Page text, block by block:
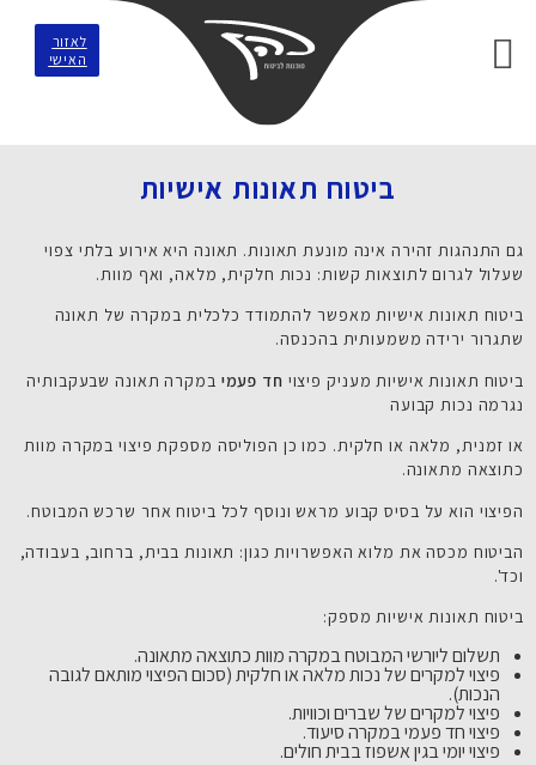
לאזור
האישי
ביטוח תאונות אישיות
גם התנהגות זהירה אינה מונעת תאונות. תאונה היא אירוע בלתי צפוי
שעלול לגרום לתוצאות קשות: נכות חלקית, מלאה, ואף מוות.
ביטוח תאונות אישיות מאפשר להתמודד כלכלית במקרה של תאונה
שתגרור ירידה משמעותית בהכנסה.
ביטוח תאונות אישיות מעניק פיצוי חד פעמי במקרה תאונה שבעקבותיה
נגרמה נכות קבועה
או זמנית, מלאה או חלקית. כמו כן הפוליסה מספקת פיצוי במקרה מוות
כתוצאה מתאונה.
הפיצוי הוא על בסיס קבוע מראש ונוסף לכל ביטוח אחר שרכש המבוטח.
הביטוח מכסה את מלוא האפשרויות כגון: תאונות בבית, ברחוב, בעבודה,
וכד'.
ביטוח תאונות אישיות מספק:
תשלום ליורשי המבוטח במקרה מוות כתוצאה מתאונה.
פיצוי למקרים של נכות מלאה או חלקית (סכום הפיצוי מותאם לגובה
הנכות).
פיצוי למקרים של שברים וכוויות.
פיצוי חד פעמי במקרה סיעוד.
פיצוי יומי בגין אשפוז בבית חולים.